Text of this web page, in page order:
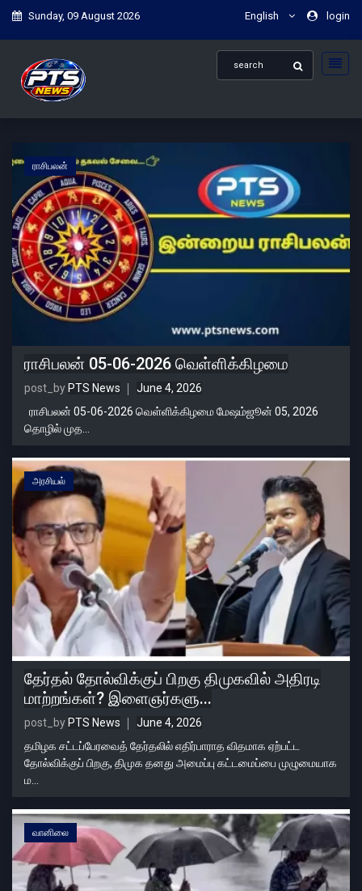
Sunday, 09 August 2026 English login
ராசிபலன்
ராசிபலன் 05-06-2026 வெள்ளிக்கிழமை
post_by PTS News
June 4, 2026
ராசிபலன் 05-06-2026 வெள்ளிக்கிழமை மேஷம்ஜூன் 05, 2026
தொழில் முத...
அரசியல்
தேர்தல் தோல்விக்குப் பிறகு திமுகவில் அதிரடி
மாற்றங்கள்? இளைஞர்களு...
post_by PTS News
June 4, 2026
தமிழக சட்டப்பேரவைத் தேர்தலில் எதிர்பாராத விதமாக ஏற்பட்ட
தோல்விக்குப் பிறகு, திமுக தனது அமைப்பு கட்டமைப்பை முழுமையாக
ம...
வானிலை